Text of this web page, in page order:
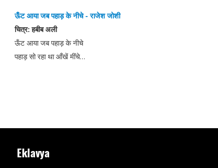
ऊँट आया जब पहाड़ के नीचे - राजेश जोशी
चित्र: हबीब अली
ऊँट आया जब पहाड़ के नीचे
पहाड़ सो रहा था आँखें मींचे…
Eklavya